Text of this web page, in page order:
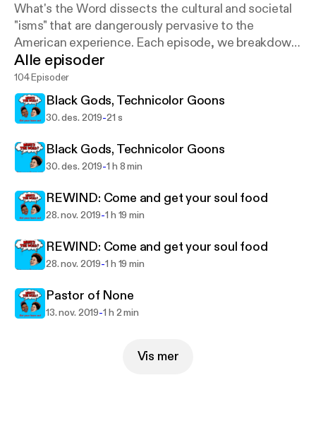
What's the Word dissects the cultural and societal
"isms" that are dangerously pervasive to the
American experience. Each episode, we breakdown
those ails - from cultural appropriation to identity
politics.
Alle episoder
104 Episoder
Black Gods, Technicolor Goons
30. des. 2019-21 s
Black Gods, Technicolor Goons
30. des. 2019-1 h 8 min
REWIND: Come and get your soul food
28. nov. 2019-1 h 19 min
REWIND: Come and get your soul food
28. nov. 2019-1 h 19 min
Pastor of None
13. nov. 2019-1 h 2 min
Vis mer